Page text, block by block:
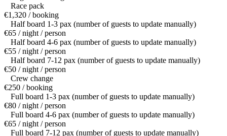
Race pack
€1,320 / booking
Half board 1-3 pax (number of guests to update manually)
€65 / night / person
Half board 4-6 pax (number of guests to update manually)
€55 / night / person
Half board 7-12 pax (number of guests to update manually)
€50 / night / person
Crew change
€250 / booking
Full board 1-3 pax (number of guests to update manually)
€80 / night / person
Full board 4-6 pax (number of guests to update manually)
€65 / night / person
Full board 7-12 pax (number of guests to update manually)